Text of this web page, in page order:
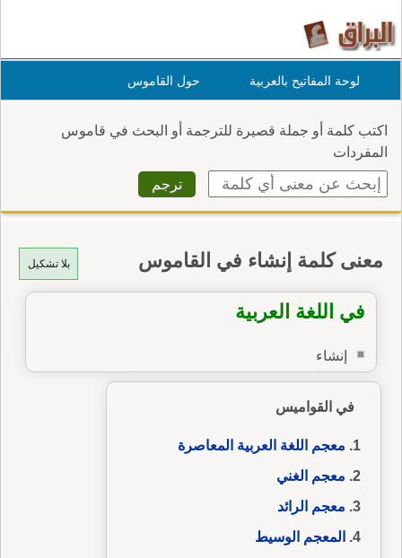
لوحة المفاتيح بالعربية حول القاموس
اكتب كلمة أو جملة قصيرة للترجمة أو البحث في قاموس
المفردات
بلا تشكيل معنى كلمة إنشاء في القاموس
في اللغة العربية
إنشاء
في القواميس
معجم اللغة العربية المعاصرة
معجم الغني
معجم الرائد
المعجم الوسيط